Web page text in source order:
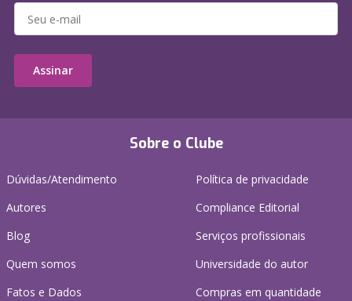
Sobre o Clube
Dúvidas/Atendimento
Autores
Blog
Quem somos
Fatos e Dados
Política de privacidade
Compliance Editorial
Serviços profissionais
Universidade do autor
Compras em quantidade
Assinar